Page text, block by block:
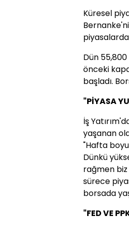
Küresel
Dün 55,800
önceki
başladı.
"PİYASA
İş
yaşanan
"Hafta
Dünkü
rağmen biz
sürece
borsada
"FED VE